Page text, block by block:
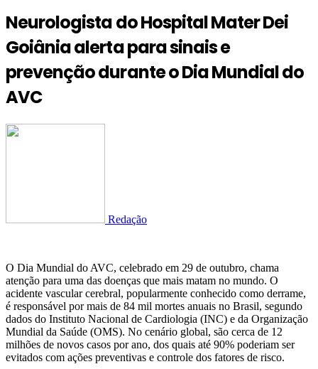
Neurologista do Hospital Mater Dei
Goiânia alerta para sinais e
prevenção durante o Dia Mundial do
AVC
Redação
O Dia Mundial do AVC, celebrado em 29 de outubro, chama
atenção para uma das doenças que mais matam no mundo. O
acidente vascular cerebral, popularmente conhecido como derrame,
é responsável por mais de 84 mil mortes anuais no Brasil, segundo
dados do Instituto Nacional de Cardiologia (INC) e da Organização
Mundial da Saúde (OMS). No cenário global, são cerca de 12
milhões de novos casos por ano, dos quais até 90% poderiam ser
evitados com ações preventivas e controle dos fatores de risco.